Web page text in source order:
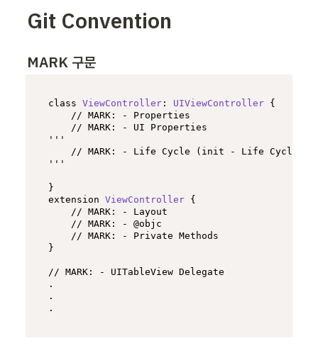
Git Convention
MARK 구문
class ViewController : UIViewController {
// MARK: - Properties
// MARK: - UI Properties
'''
// MARK: - Life Cycle (init - Life Cycle -
'''
extension ViewController {
// MARK: - Layout
// MARK: - @objc
// MARK: - Private Methods
}
// MARK: - UITableView Delegate
.
.
.